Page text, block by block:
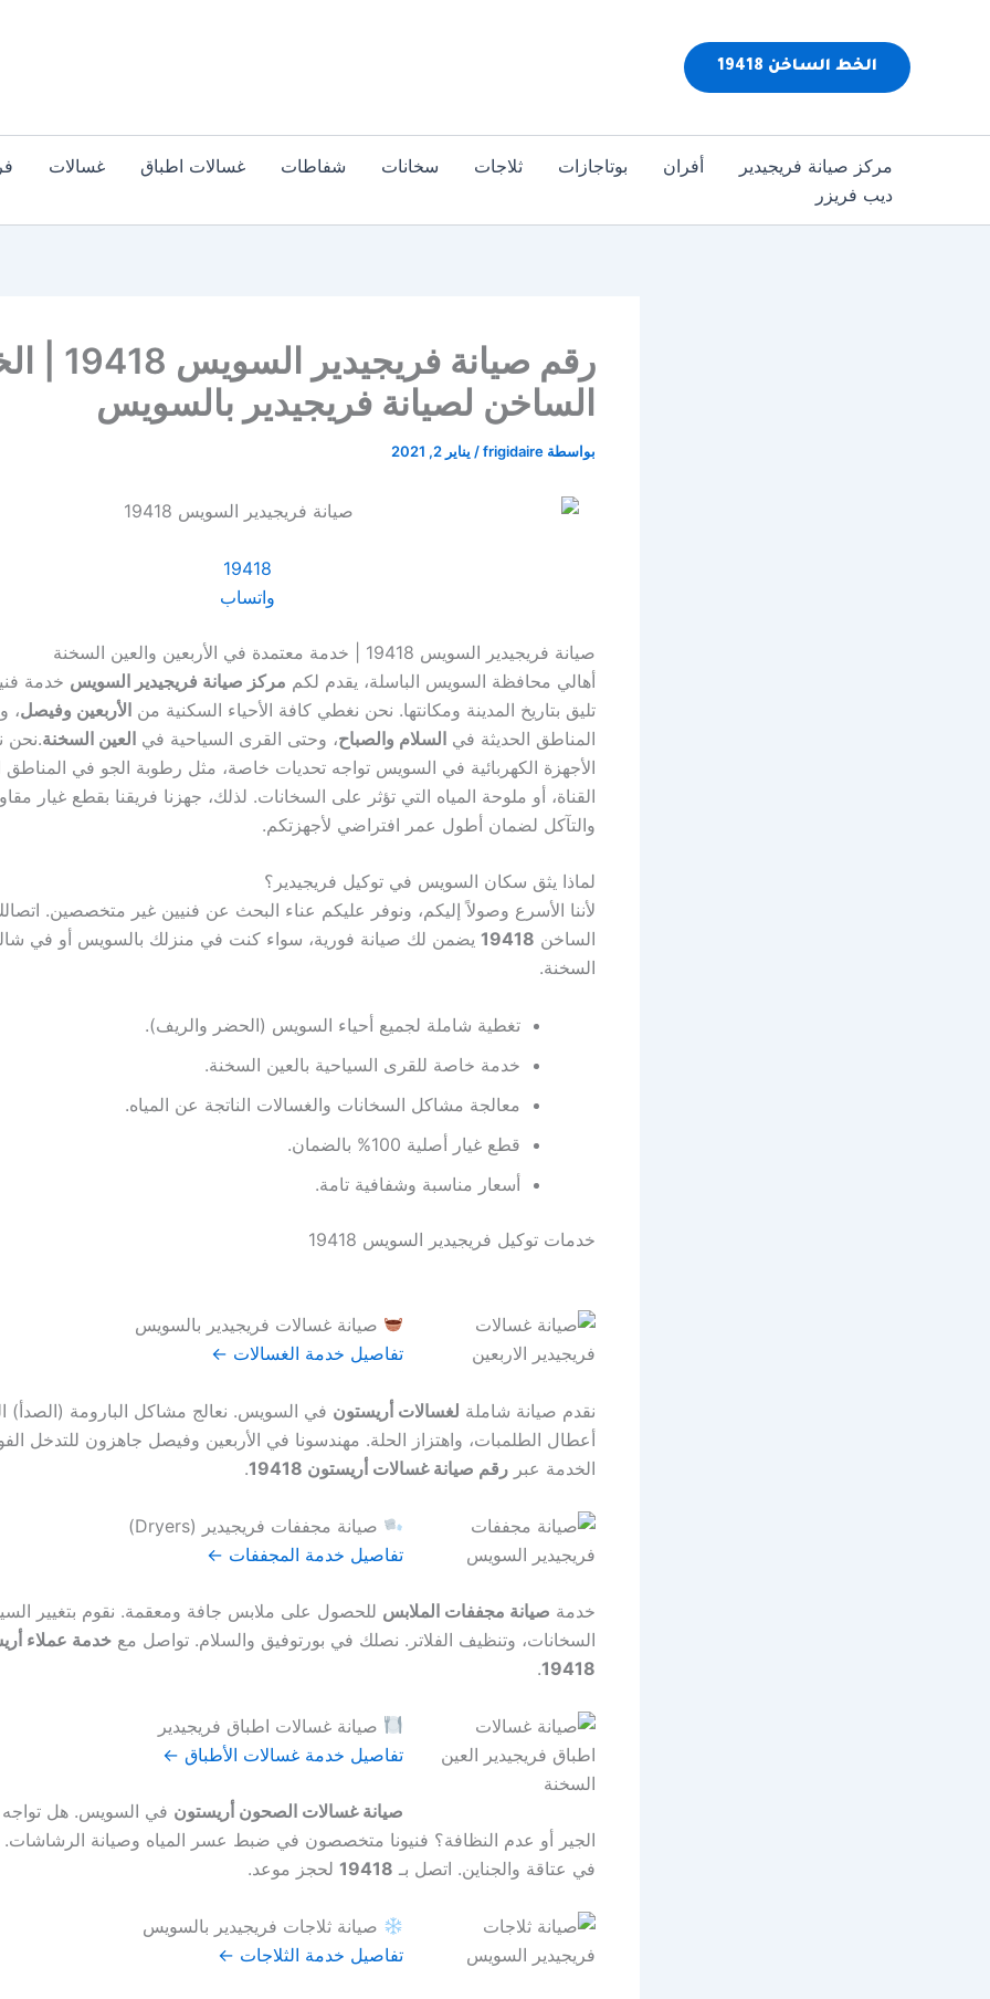
الخط الساخن 19418
مركز صيانة فريجيدير أفران بوتاجازات ثلاجات سخانات شفاطات غسالات اطباق غسالات
ديب فريزر
رقم صيانة
الساخن لصيانة فريجيدير بالسويس
بواسطة frigidaire
/ يناير 2, 2021
19418
واتساب
صيانة فريجيدير السويس 19418 | خدمة معتمدة في الأربعين والعين السخنة
أهالي محافظة السويس الباسلة، يقدم لكم مركز صيانة فريجيدير السويس خدمة
تليق بتاريخ المدينة ومكانتها. نحن نغطي كافة الأحياء السكنية من الأربعين وفيصل،
المناطق الحديثة في السلام والصباح، وحتى القرى السياحية في العين السخنة.نحن
الأجهزة الكهربائية في السويس تواجه تحديات خاصة، مثل رطوبة الجو في
القناة، أو ملوحة المياه التي تؤثر على السخانات. لذلك، جهزنا فريقنا بقطع غيار
والتآكل لضمان أطول عمر افتراضي لأجهزتكم.
لماذا يثق سكان السويس في توكيل فريجيدير؟
لأننا الأسرع وصولاً إليكم، ونوفر عليكم عناء البحث عن فنيين غير متخصصين.
الساخن 19418 يضمن لك صيانة فورية، سواء كنت في منزلك بالسويس أو في
السخنة.
تغطية شاملة لجميع أحياء السويس (الحضر والريف).
خدمة خاصة للقرى السياحية بالعين السخنة.
معالجة مشاكل السخانات والغسالات الناتجة عن المياه.
قطع غيار أصلية 100% بالضمان.
أسعار مناسبة وشفافية تامة.
خدمات توكيل فريجيدير السويس 19418
صيانة غسالات فريجيدير بالسويس
تفاصيل خدمة الغسالات ←
نقدم صيانة شاملة لغسالات أريستون في السويس. نعالج مشاكل البارومة (الصدأ)
أعطال الطلمبات، واهتزاز الحلة. مهندسونا في الأربعين وفيصل جاهزون للتدخل
الخدمة عبر رقم صيانة غسالات أريستون 19418 .
صيانة مجففات فريجيدير (Dryers)
تفاصيل خدمة المجففات ←
خدمة صيانة مجففات الملابس للحصول على ملابس جافة ومعقمة. نقوم بتغيير
السخانات، وتنظيف الفلاتر. نصلك في بورتوفيق والسلام. تواصل مع خدمة عملاء
19418
.
صيانة غسالات اطباق فريجيدير
تفاصيل خدمة غسالات الأطباق ←
صيانة غسالات الصحون أريستون في السويس. هل
الجير أو عدم النظافة؟ فنيونا متخصصون في ضبط عسر المياه وصيانة
في عتاقة والجناين. اتصل بـ 19418 لحجز موعد.
صيانة ثلاجات فريجيدير بالسويس
تفاصيل خدمة الثلاجات ←